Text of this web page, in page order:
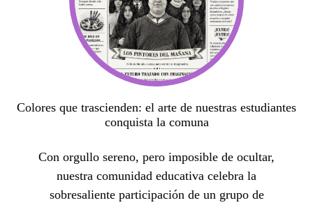
Colores que trascienden: el arte de nuestras estudiantes
conquista la comuna
Con orgullo sereno, pero imposible de ocultar,
nuestra comunidad educativa celebra la
sobresaliente participación de un grupo de